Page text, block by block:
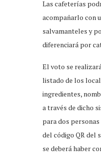
Las cafeterías
acompañarlo con
salvamanteles y
diferenciará por
El voto se
listado de los
ingredientes,
a través de dicho
para dos
del código QR del
se deberá haber